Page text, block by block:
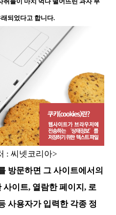
되었다고 합니다.
: 씨넷코리아>
방문하면 그 사이트에서의
사이트, 열람한 페이지, 로
사용자가 입력한 각종 정